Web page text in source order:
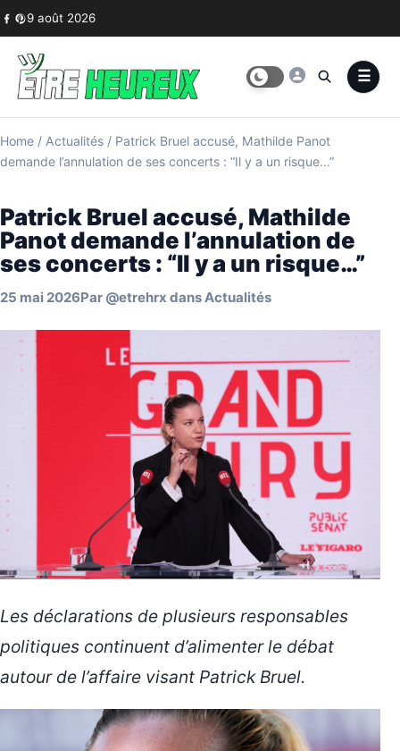
Skip to content
9 août 2026
Home / Actualités / Patrick Bruel accusé, Mathilde Panot
demande l’annulation de ses concerts : “Il y a un risque…”
Patrick Bruel accusé, Mathilde
Panot demande l’annulation de
ses concerts : “Il y a un risque…”
25 mai 2026Par @etrehrx dansActualités
Les déclarations de plusieurs responsables
politiques continuent d’alimenter le débat
autour de l’affaire visant Patrick Bruel.